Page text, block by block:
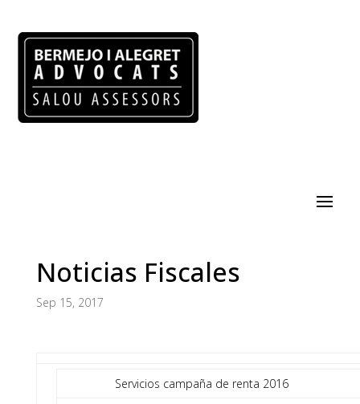
Noticias Fiscales
Sep 15, 2017
Servicios campaña de renta 2016